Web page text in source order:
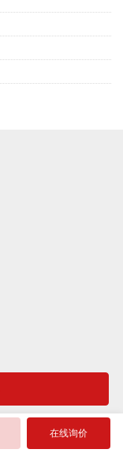
在线询价